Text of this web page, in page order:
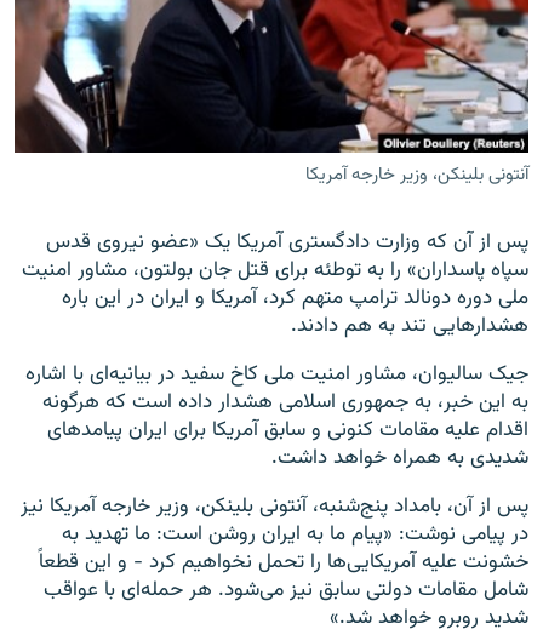
زبان‌های دیگر
آنتونی بلینکن، وزیر خارجه آمریکا
پس از آن که وزارت دادگستری آمریکا یک «عضو نیروی قدس
سپاه پاسداران» را به توطئه برای قتل جان بولتون، مشاور امنیت
ملی دوره دونالد ترامپ متهم کرد، آمریکا و ایران در این باره
هشدارهایی تند به هم دادند.
جیک سالیوان، مشاور امنیت ملی کاخ سفید در بیانیه‌ای با اشاره
به این خبر، به جمهوری اسلامی هشدار داده است که هرگونه
اقدام علیه مقامات کنونی و سابق آمریکا برای ایران پیامدهای
شدیدی به همراه خواهد داشت.
پس از آن، بامداد پنج‌شنبه، آنتونی بلینکن، وزیر خارجه آمریکا نیز
در پیامی نوشت: «پیام ما به ایران روشن است: ما تهدید به
خشونت علیه آمریکایی‌ها را تحمل نخواهیم کرد - و این قطعاً
شامل مقامات دولتی سابق نیز می‌شود. هر حمله‌ای با عواقب
شدید روبرو خواهد شد.»